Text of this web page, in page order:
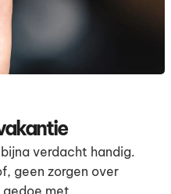
verdacht handig.
geen zorgen over